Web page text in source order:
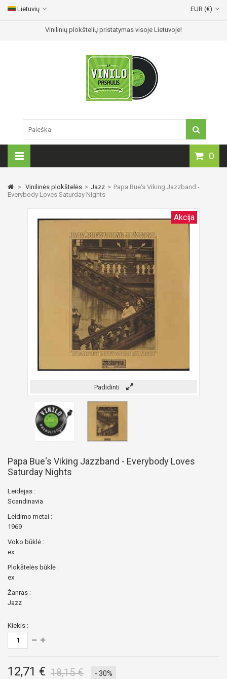
Vinilinių plokštelių pristatymas visoje Lietuvoje!
EUR (€)
Lietuvių
0
> Vinilinės plokštelės > Jazz > Papa Bue‘s Viking Jazzband -
Everybody Loves Saturday Nights
Akcija
Padidinti
Papa Bue‘s Viking Jazzband - Everybody Loves
Saturday Nights
Leidėjas :
Scandinavia
Leidimo metai :
1969
Voko būklė :
ex
Plokštelės būklė :
ex
Žanras :
Jazz
Kiekis :
12,71 € 18,15 € - 30%